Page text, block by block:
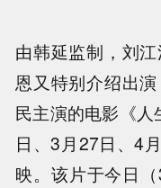
由韩延监制，刘
恩又特别介绍出
民主演的电影《人
日、3月27日、4
映。 该片于今日（